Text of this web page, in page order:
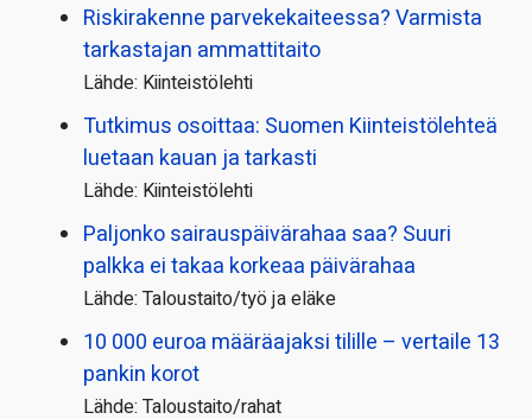
Riskirakenne parvekekaiteessa? Varmista
tarkastajan ammattitaito
Lähde: Kiinteistölehti
Tutkimus osoittaa: Suomen Kiinteistölehteä
luetaan kauan ja tarkasti
Lähde: Kiinteistölehti
Paljonko sairauspäivä­rahaa saa? Suuri
palkka ei takaa korkeaa päivärahaa
Lähde: Taloustaito/työ ja eläke
10 000 euroa määräajaksi tilille – vertaile 13
pankin korot
Lähde: Taloustaito/rahat